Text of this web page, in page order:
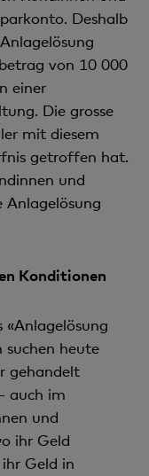
Deshalb
von 10 000
einer
Die grosse
mit diesem
getroffen hat.
und
Anlagelösung
Konditionen
«Anlagelösung
suchen heute
gehandelt
auch im
und
ihr Geld
Geld in